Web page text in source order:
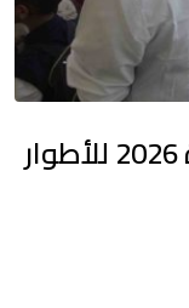
كشف نتائج مسابقة الأساتذة 2026 للأطوار